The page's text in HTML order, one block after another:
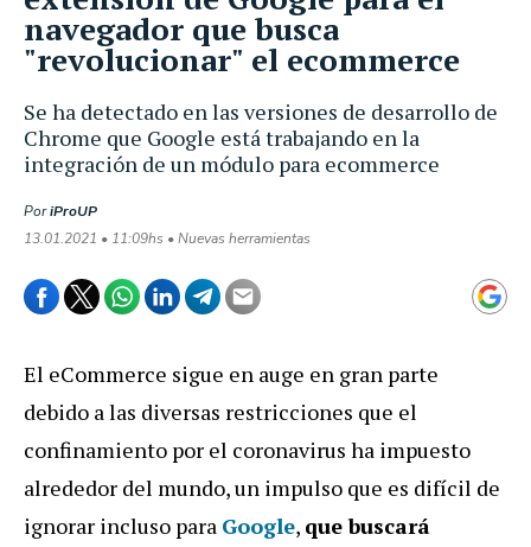
Se ha detectado en las versiones de desarrollo de
Chrome que Google está trabajando en la
integración de un módulo para ecommerce
PoriProUP
13.01.2021 • 11:09hs • Nuevas herramientas
navegador que busca
"revolucionar" el ecommerce
El eCommerce sigue en auge en gran parte
debido a las diversas restricciones que el
confinamiento por el coronavirus ha impuesto
alrededor del mundo, un impulso que es difícil de
ignorar incluso para Google, que buscará